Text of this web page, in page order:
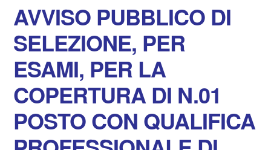
AVVISO PUBBLICO DI
SELEZIONE, PER
ESAMI, PER LA
COPERTURA DI N.01
POSTO CON QUALIFICA